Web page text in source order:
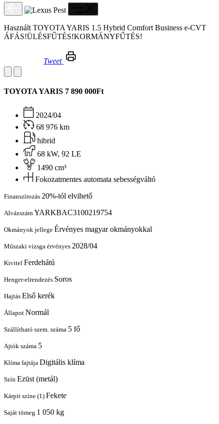
Használt TOYOTA YARIS 1.5 Hybrid Comfort Business e-CVT
ÁFÁS!ÜLÉSFŰTÉS!KORMÁNYFŰTÉS!
Tweet
TOYOTA YARIS 7 890 000Ft
2024/04
68 976 km
hibrid
68 kW, 92 LE
1490 cm³
Fokozatmentes automata sebességváltó
Finanszírozás 20%-tól elvihető
Alvázszám YARKBAC3100219754
Okmányok jellege Érvényes magyar okmányokkal
Műszaki vizsga érvényes 2028/04
Kivitel Ferdehátú
Henger-elrendezés Soros
Hajtás Első kerék
Állapot Normál
Szállítható szem. száma 5 fő
Ajtók száma 5
Klíma fajtája Digitális klíma
Szín Ezüst (metál)
Kárpit színe (1) Fekete
Saját tömeg 1 050 kg